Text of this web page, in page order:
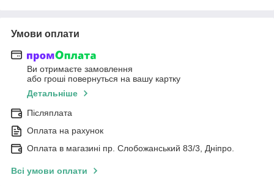
Умови оплати
Ви отримаєте замовлення
або гроші повернуться на вашу картку
Детальніше
Післяплата
Оплата на рахунок
Оплата в магазині пр. Слобожанський 83/3, Дніпро.
Всі умови оплати